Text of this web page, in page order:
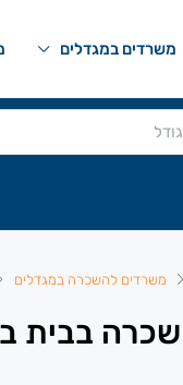
משרדים במגדלים
משרדים להשכרה במגדלים